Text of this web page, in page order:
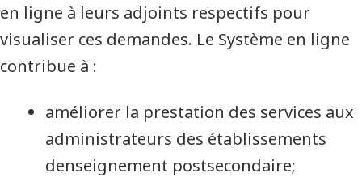
en ligne à leurs adjoints respectifs pour
visualiser ces demandes. Le Système en ligne
contribue à :
améliorer la prestation des services aux
administrateurs des établissements
denseignement postsecondaire;